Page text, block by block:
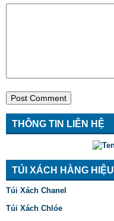
THÔNG TIN LIÊN HỆ
TÚI XÁCH HÀNG HIỆU
Túi Xách Chanel
Túi Xách Chlóe